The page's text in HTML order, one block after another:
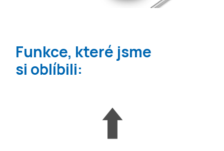
Funkce, které jsme
si oblíbili:
⬆️